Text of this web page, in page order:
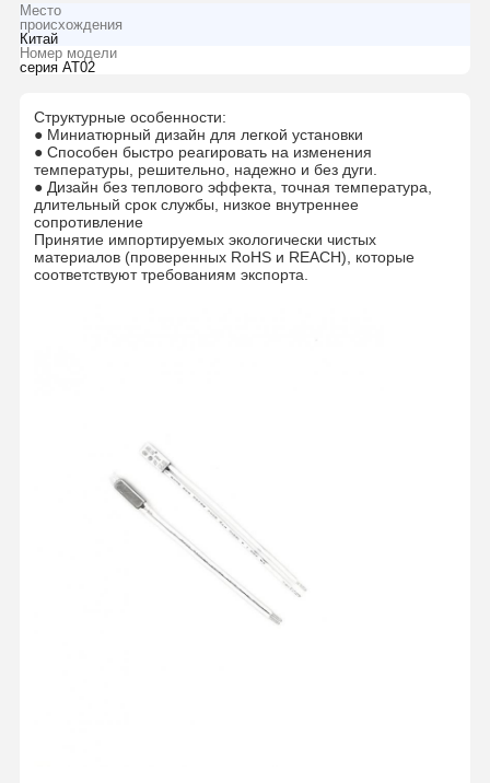
Место
происхождения
Китай
Номер модели
серия АТ02
Структурные особенности:
● Миниатюрный дизайн для легкой установки
● Способен быстро реагировать на изменения
температуры, решительно, надежно и без дуги.
● Дизайн без теплового эффекта, точная температура,
длительный срок службы, низкое внутреннее
сопротивление
Принятие импортируемых экологически чистых
материалов (проверенных RoHS и REACH), которые
соответствуют требованиям экспорта.